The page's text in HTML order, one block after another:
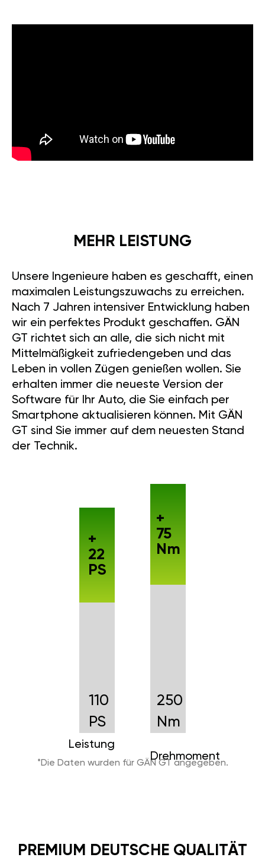
MEHR LEISTUNG
Unsere Ingenieure haben es geschafft, einen
maximalen Leistungszuwachs zu erreichen.
Nach 7 Jahren intensiver Entwicklung haben
wir ein perfektes Produkt geschaffen. GÄN
GT richtet sich an alle, die sich nicht mit
Mittelmäßigkeit zufriedengeben und das
Leben in vollen Zügen genießen wollen. Sie
erhalten immer die neueste Version der
Software für Ihr Auto, die Sie einfach per
Smartphone aktualisieren können. Mit GÄN
GT sind Sie immer auf dem neuesten Stand
der Technik.
110
PS
Leistung
+
22
PS
250
Nm
Drehmoment
+
75
Nm
*Die Daten wurden für GÄN GT angegeben.
PREMIUM DEUTSCHE QUALITÄT